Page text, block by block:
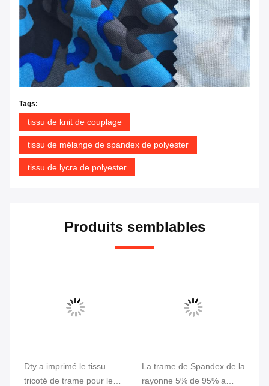
Tags:
tissu de knit de couplage
tissu de mélange de spandex de polyester
tissu de lycra de polyester
Produits semblables
Dty a imprimé le tissu
tricoté de trame pour le
La trame de Spandex de la
rayonne 5% de 95% a